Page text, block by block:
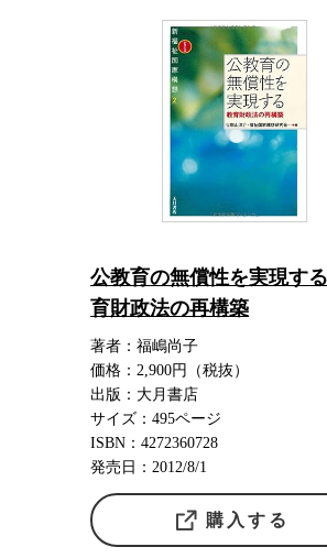
公教育の無償性を実現す
育財政法の再構築
著者：福嶋尚子
価格：2,900円（税抜）
出版：大月書店
サイズ：495ページ
ISBN：4272360728
発売日：2012/8/1
購入する